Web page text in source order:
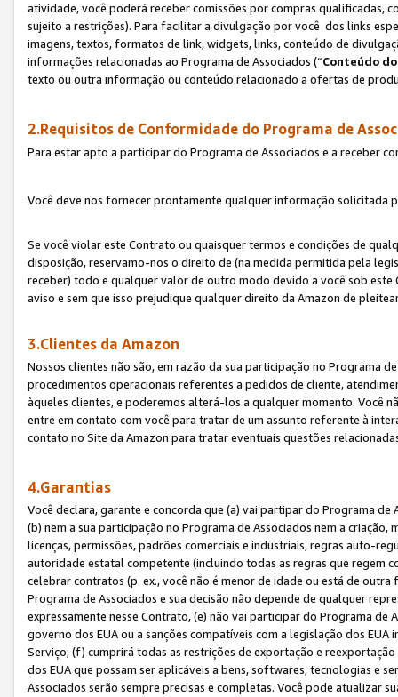
atividade, você poderá receber comissões por compras qualificadas,
sujeito a restrições). Para facilitar a divulgação por você dos links
imagens, textos, formatos de link, widgets, links, conteúdo de
informações relacionadas ao Programa de Associados (“Conteúdo
texto ou outra informação ou conteúdo relacionado a ofertas de
2.Requisitos de Conformidade do Programa de
Para estar apto a participar do Programa de Associados e a receber
Você deve nos fornecer prontamente qualquer informação solicitada
Se você violar este Contrato ou quaisquer termos e condições de
disposição, reservamo-nos o direito de (na medida permitida pela
receber) todo e qualquer valor de outro modo devido a você sob
aviso e sem que isso prejudique qualquer direito da Amazon de
3.Clientes da Amazon
Nossos clientes não são, em razão da sua participação no Programa
procedimentos operacionais referentes a pedidos de cliente,
àqueles clientes, e poderemos alterá-los a qualquer momento. Você
entre em contato com você para tratar de um assunto referente à
contato no Site da Amazon para tratar eventuais questões
4.Garantias
Você declara, garante e concorda que (a) vai partipar do Programa
(b) nem a sua participação no Programa de Associados nem a
licenças, permissões, padrões comerciais e industriais, regras auto-
autoridade estatal competente (incluindo todas as regras que regem
celebrar contratos (p. ex., você não é menor de idade ou está de
Programa de Associados e sua decisão não depende de qualquer
expressamente nesse Contrato, (e) não vai participar do Programa
governo dos EUA ou a sanções compatíveis com a legislação dos
Serviço; (f) cumprirá todas as restrições de exportação e
dos EUA que possam ser aplicáveis a bens, softwares, tecnologias e
Associados serão sempre precisas e completas. Você pode atualizar